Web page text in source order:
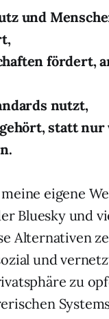
und
fördert,
nutzt,
statt nur
eigene
Bluesky und
Alternativen
und
zu